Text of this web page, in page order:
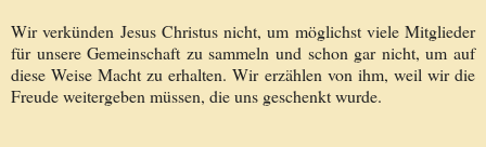
Wir verkünden Jesus Christus nicht, um möglichst viele Mitglieder
für unsere Gemeinschaft zu sammeln und schon gar nicht, um auf
diese Weise Macht zu erhalten. Wir erzählen von ihm, weil wir die
Freude weitergeben müssen, die uns geschenkt wurde.